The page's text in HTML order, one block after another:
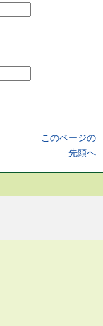
このページの
先頭へ